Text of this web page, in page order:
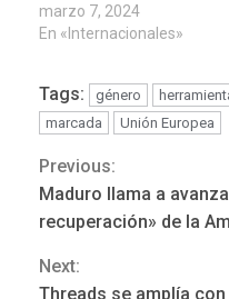
marzo 7, 2024
En «Internacionales»
Tags: género
marcada
Unión Europea
Continue
Reading
Previous:
Maduro llama a
recuperación» de la
Next:
Threads se amplía